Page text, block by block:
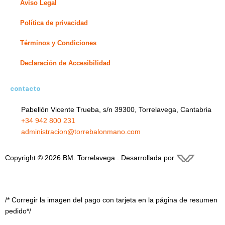
Aviso Legal
Política de privacidad
Términos y Condiciones
Declaración de Accesibilidad
contacto
Pabellón Vicente Trueba, s/n 39300, Torrelavega, Cantabria
+34 942 800 231
administracion@torrebalonmano.com
Copyright © 2026 BM. Torrelavega . Desarrollada por
/* Corregir la imagen del pago con tarjeta en la página de resumen
pedido*/